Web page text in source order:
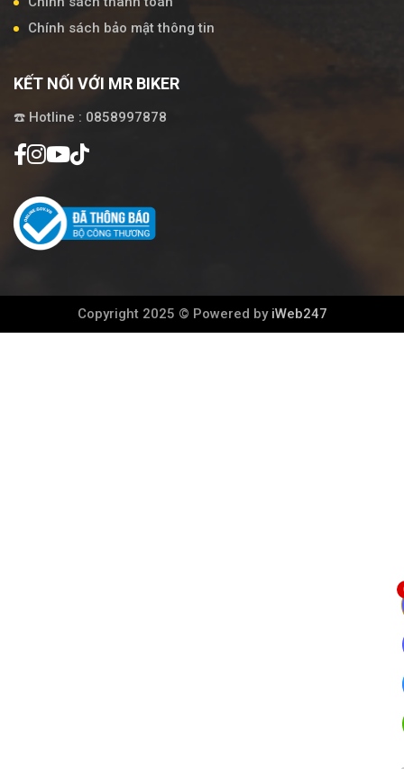
Chính sách bảo mật thông tin
KẾT NỐI VỚI MR BIKER
☎️ Hotline : 0858997878
Copyright 2025 © Powered by iWeb247